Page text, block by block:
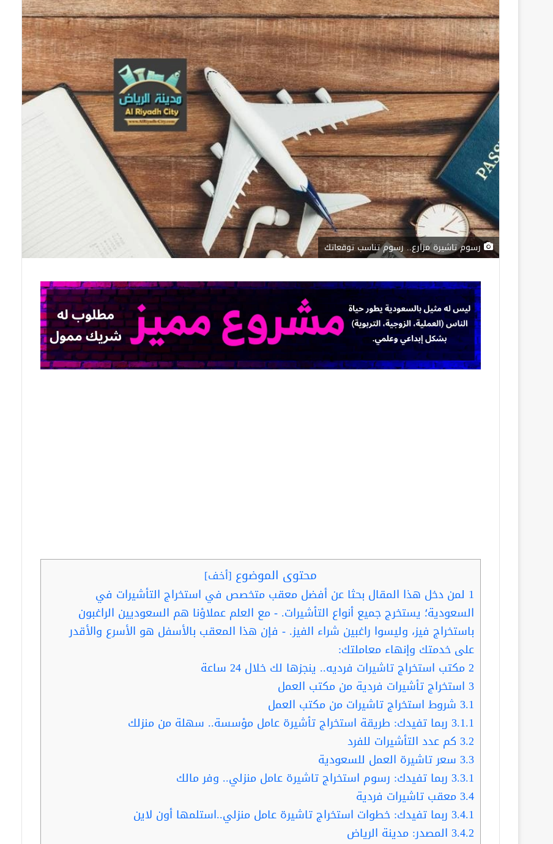
رسوم تاشيرة مزارع.. رسوم تناسب توقعاتك
محتوى الموضوع [أخف]
1 لمن دخل هذا المقال بحثا عن أفضل معقب متخصص في استخراج التأشيرات في
السعودية؛ يستخرج جميع أنواع التأشيرات. - مع العلم عملاؤنا هم السعوديين الراغبون
باستخراج فيز، وليسوا راغبين شراء الفيز. - فإن هذا المعقب بالأسفل هو الأسرع والأقدر
على خدمتك وإنهاء معاملتك:
2مكتب استخراج تاشيرات فرديه.. ينجزها لك خلال 24 ساعة
3 استخراج تأشيرات فردية من مكتب العمل
3.1 شروط استخراج تاشيرات من مكتب العمل
3.1.1 ربما تفيدك: طريقة استخراج تأشيرة عامل مؤسسة.. سهلة من منزلك
3.2 كم عدد التأشيرات للفرد
3.3 سعر تاشيرة العمل للسعودية
3.3.1 ربما تفيدك: رسوم استخراج تاشيرة عامل منزلي.. وفر مالك
3.4معقب تاشيرات فردية
3.4.1 ربما تفيدك: خطوات استخراج تاشيرة عامل منزلي..استلمها أون لاين
3.4.2 المصدر: مدينة الرياض